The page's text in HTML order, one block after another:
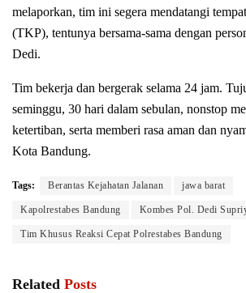
melaporkan, tim ini segera mendatangi
(TKP), tentunya bersama-sama dengan
Dedi.
Tim bekerja dan bergerak selama 24 jam.
seminggu, 30 hari dalam sebulan, nonstop
ketertiban, serta memberi rasa aman dan
Kota Bandung.
Tags: Berantas Kejahatan Jalanan jawa barat
Kapolrestabes Bandung Kombes Pol. Dedi
Tim Khusus Reaksi Cepat Polrestabes Bandung
Related Posts